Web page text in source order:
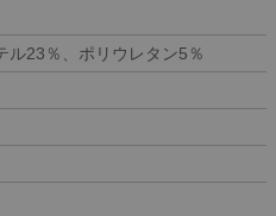
ル23％、ポリウレタン5％